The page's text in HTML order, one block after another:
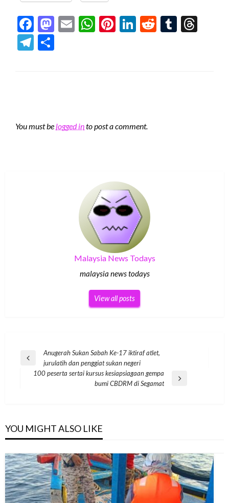
Facebook
Mastodon
EmailWhatsApp
Pinterest
LinkedIn
RedditTumblr
Telegram
You must be logged into post a comment.
Malaysia News Todays
malaysia news todays
View all posts
Post
navigation
Previous
Anugerah Sukan Sabah Ke-17 iktiraf atlet,
jurulatih dan penggiat sukan negeri
100 peserta sertai kursus kesiapsiagaan gempa
bumi CBDRM di Segamat
YOU MIGHT ALSO LIKE